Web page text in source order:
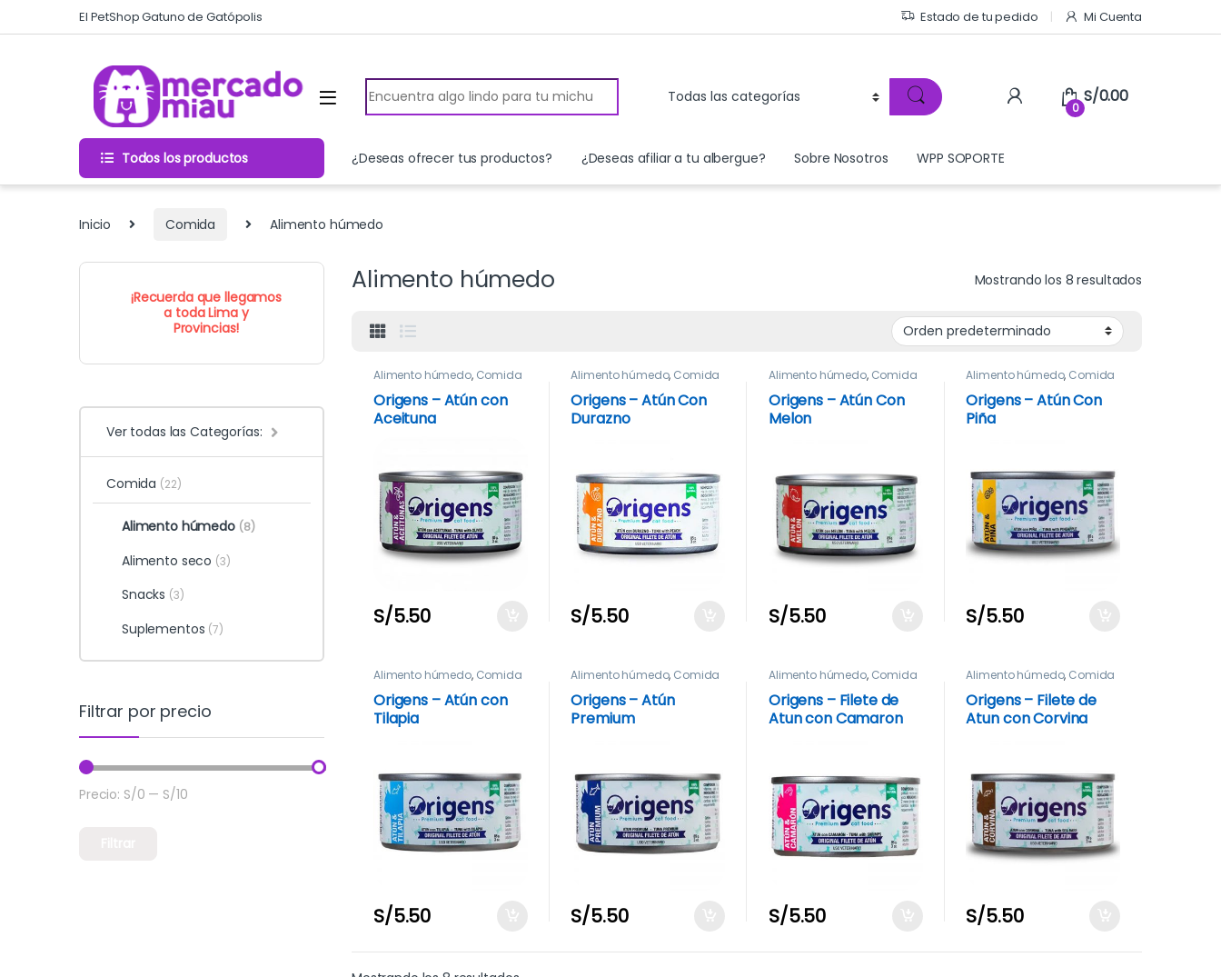
Skip to navigation
Skip to contentEl PetShop Gatuno de Gatópolis Estado de tu pedido Mi Cuenta
Search for:
0
S/0.00
Todos los productos ¿Deseas ofrecer tus productos? ¿Deseas afiliar a tu albergue? Sobre Nosotros WPP SOPORTE
Inicio Comida Alimento húmedo
Alimento húmedo Mostrando los 8 resultados
Alimento húmedo, Comida
Origens – Atún con
Aceituna
S/5.50
Alimento húmedo, Comida
Origens – Atún Con
Durazno
S/5.50
Alimento húmedo, Comida
Origens – Atún Con
Melon
S/5.50
Alimento húmedo, Comida
Origens – Atún Con
Piña
S/5.50
Alimento húmedo, Comida
Origens – Atún con
Tilapia
S/5.50
Alimento húmedo, Comida
Origens – Atún
Premium
S/5.50
Alimento húmedo, Comida
Origens – Filete de
Atun con Camaron
S/5.50
Alimento húmedo, Comida
Origens – Filete de
Atun con Corvina
S/5.50
¡Recuerda que llegamos
a toda Lima y
Provincias!
Ver todas las Categorías:
Comida (22)
Alimento húmedo (8)
Alimento seco (3)
Snacks (3)
Suplementos (7)
Filtrar por precio
Precio mínimo
Precio máximo
Precio: S/0 — S/10